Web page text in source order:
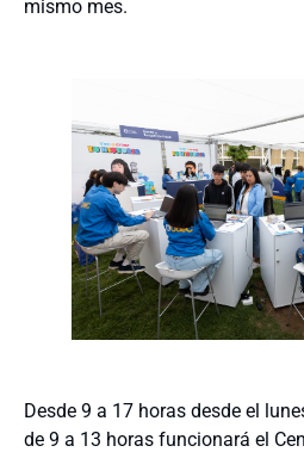
mismo mes.
Desde 9 a 17 horas desde el
de 9 a 13 horas funcionará el